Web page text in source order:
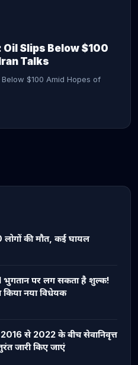
Slips Below $100
Talks
$100 Amid Hopes of
लोगों की मौत, कई घायल
पर लग सकता है शुल्क!
नया विधेयक
से 2022 के बीच सेवानिवृत्त
जारी किए जाएं